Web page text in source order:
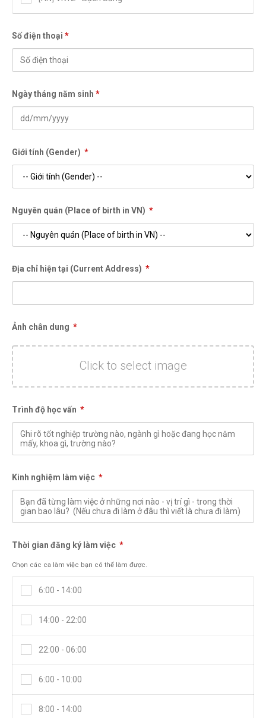
[HN] VK21 - Khâm Thiên
Số điện thoại *
Ngày tháng năm sinh *
Giới tính (Gender) *
Nguyên quán (Place of birth in VN) *
Địa chỉ hiện tại (Current Address) *
Ảnh chân dung *
Click to select image
Trình độ học vấn *
Kinh nghiệm làm việc *
Thời gian đăng ký làm việc *
Chọn các ca làm việc bạn có thể làm được.
6:00 - 14:00
14:00 - 22:00
22:00 - 06:00
6:00 - 10:00
8:00 - 14:00